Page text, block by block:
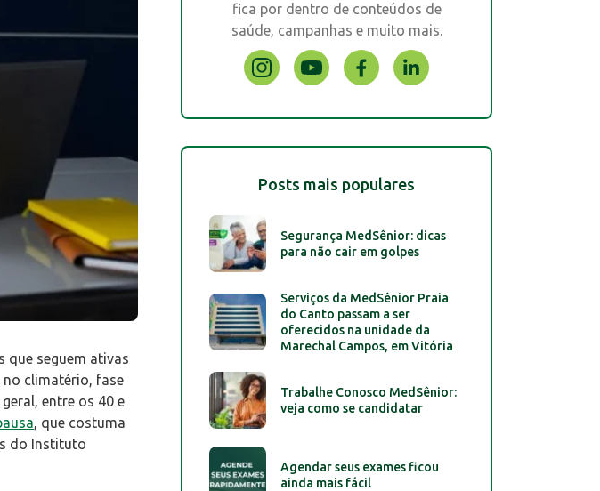
que seguem ativas
no climatério, fase
entre os 40 e
, que costuma
do Instituto
fica por dentro de conteúdos de
saúde, campanhas e muito mais.
Posts mais populares
Segurança MedSênior: dicas
para não cair em golpes
Serviços da MedSênior Praia
do Canto passam a ser
oferecidos na unidade da
Marechal Campos, em Vitória
Trabalhe Conosco MedSênior:
veja como se candidatar
Agendar seus exames ficou
ainda mais fácil